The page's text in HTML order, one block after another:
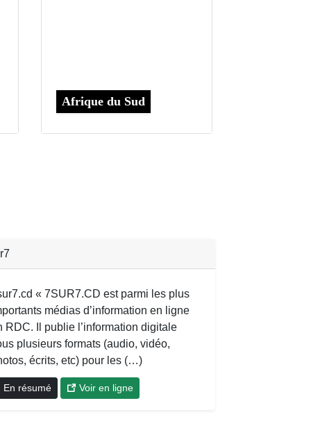
Afrique du Sud
« 7SUR7.CD est parmi les plus
médias d’information en ligne
RDC. Il publie l’information digitale
plusieurs formats (audio, vidéo,
écrits, etc) pour les (…)
En résumé Voir en ligne